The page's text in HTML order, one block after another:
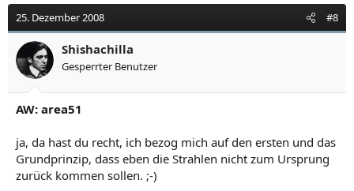
25. Dezember 2008 #8
Shishachilla
Gesperrter Benutzer
AW: area51
ja, da hast du recht, ich bezog mich auf den ersten und das
Grundprinzip, dass eben die Strahlen nicht zum Ursprung
zurück kommen sollen. ;-)